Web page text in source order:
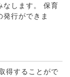
なします。 保育
行ができま
得することがで